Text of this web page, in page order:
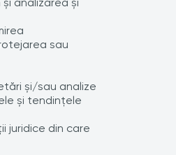
sau
şi/sau analize
şi tendinţele
juridice din care